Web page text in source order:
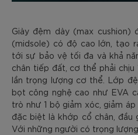
Giày đệm dày (max
(midsole) có độ cao lớn, tạo
tới sự bảo vệ tối đa và khả
chân tiếp đất, cơ thể phải
lần trọng lượng cơ thể. Lớp
bọt công nghệ cao như EVA
trò như 1 bộ giảm xóc, giảm
đặc biệt là khớp cổ chân, đầu
Với những người có trọng